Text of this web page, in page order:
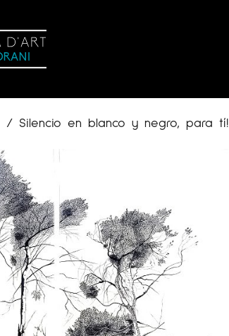
/ Silencio en blanco y negro, para tí!